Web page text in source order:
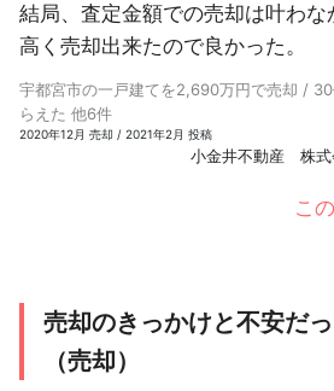
結局、査定金額での売却は叶わな
高く売却出来たので良かった。
宇都宮市の一戸建てを2,690万円で売却 /
らえた 他6件
2020年12月 売却 / 2021年2月 投稿
小金井不動産 株式
こ
売却のきっかけと不安だ
（売却）